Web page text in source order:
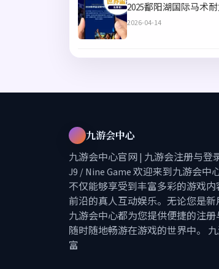
2025鄱阳湖国际马术
2026-04-14
九游会中心
九游会中心官网 | 九游会注册与登
J9 / Nine Game 欢迎来到九游会中
不仅能够享受到丰富多彩的游戏
前沿的真人互动娱乐。无论您是新
九游会中心都为您提供便捷的注
随时随地畅游在游戏的世界中。
富